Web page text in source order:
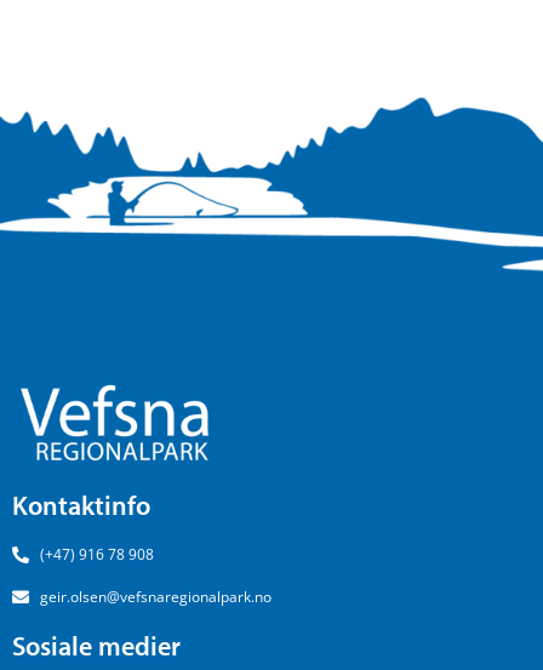
Kontaktinfo
(+47) 916 78 908
geir.olsen@vefsnaregionalpark.no
Sosiale medier